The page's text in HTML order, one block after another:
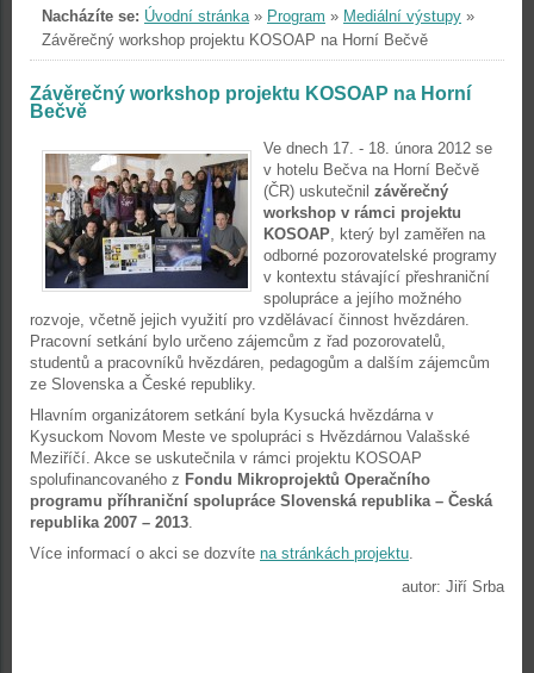
Nacházíte se: Úvodní stránka» Program » Mediální výstupy »
Závěrečný workshop projektu KOSOAP na Horní Bečvě
Závěrečný workshop projektu KOSOAP na Horní
Bečvě
Ve dnech 17. - 18. února 2012 se
v hotelu Bečva na Horní Bečvě
(ČR) uskutečnil závěrečný
workshop v rámci projektu
KOSOAP, který byl zaměřen na
odborné pozorovatelské programy
v kontextu stávající přeshraniční
spolupráce a jejího možného
rozvoje, včetně jejich využití pro vzdělávací činnost hvězdáren.
Pracovní setkání bylo určeno zájemcům z řad pozorovatelů,
studentů a pracovníků hvězdáren, pedagogům a dalším zájemcům
ze Slovenska a České republiky.
Hlavním organizátorem setkání byla Kysucká hvězdárna v
Kysuckom Novom Meste ve spolupráci s Hvězdárnou Valašské
Meziříčí. Akce se uskutečnila v rámci projektu KOSOAP
spolufinancovaného z Fondu Mikroprojektů Operačního
programu příhraniční spolupráce Slovenská republika – Česká
republika 2007 – 2013.
Více informací o akci se dozvíte na stránkách projektu.
autor: Jiří Srba